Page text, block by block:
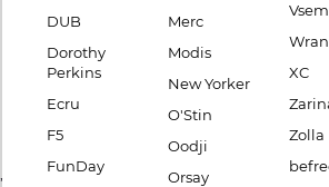
DUB
Dorothy
Perkins
Ecru
F5
FunDay
Merc
Modis
New Yorker
O'Stin
Oodji
Orsay
XC
Zolla